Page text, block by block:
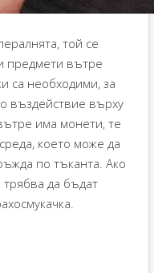
той се
предмети вътре
са необходими, за
въздействие върху
има монети, те
което може да
по тъканта. Ако
да бъдат